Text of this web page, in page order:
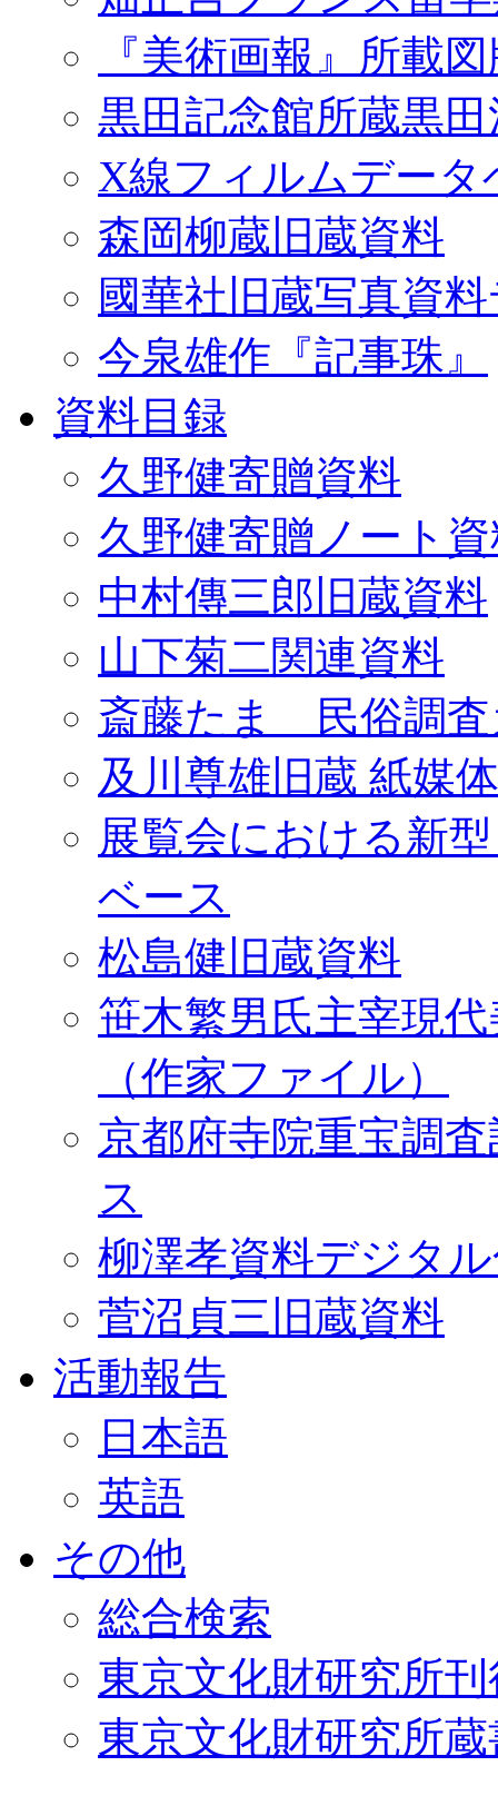
『美術画報』所載
黒田記念館所蔵黒
X線フィルムデータ
森岡柳蔵旧蔵資料
國華社旧蔵写真資
今泉雄作『記事珠』
資料目録
久野健寄贈資料
久野健寄贈ノート
中村傳三郎旧蔵資料
山下菊二関連資料
斎藤たま 民俗調査
及川尊雄旧蔵 紙媒
展覧会における新
ベース
松島健旧蔵資料
笹木繁男氏主宰現
（作家ファイル）
京都府寺院重宝調
ス
柳澤孝資料デジタ
菅沼貞三旧蔵資料
活動報告
日本語
英語
その他
総合検索
東京文化財研究所
東京文化財研究所